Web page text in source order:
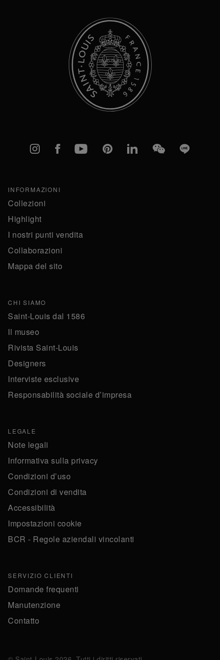
Instagram
FacebookYouTubePinterestlinkedInWeChatLine
INFORMAZIONI
Collezioni
Highlight
I nostri punti vendita
Collaborazioni
Mappa del sito
CHI SIAMO
Saint-Louis dal 1586
Il museo
Rivista Saint-Louis
Designers
Interviste esclusive
Responsabilità sociale d’impresa
LEGALE
Note legali
Informativa sulla privacy
Condizioni d’uso
Condizioni di vendita
Accessibilità
Impostazioni cookie
BCR - Regole aziendali vincolanti
SERVIZIO CLIENTI
Domande frequenti
Manutenzione
Contatto